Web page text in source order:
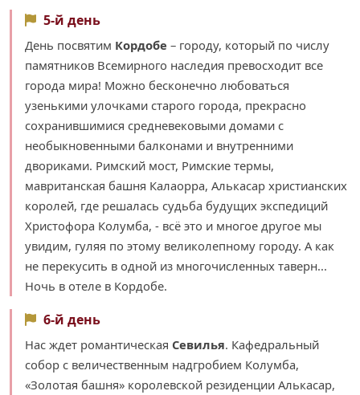
5-й день
День посвятим Кордобе – городу, который по числу
памятников Всемирного наследия превосходит все
города мира! Можно бесконечно любоваться
узенькими улочками старого города, прекрасно
сохранившимися средневековыми домами с
необыкновенными балконами и внутренними
двориками. Римский мост, Римские термы,
мавританская башня Калаорра, Алькасар христианских
королей, где решалась судьба будущих экспедиций
Христофора Колумба, - всё это и многое другое мы
увидим, гуляя по этому великолепному городу. А как
не перекусить в одной из многочисленных таверн...
Ночь в отеле в Кордобе.
6-й день
Нас ждет романтическая Севилья. Кафедральный
собор с величественным надгробием Колумба,
«Золотая башня» королевской резиденции Алькасар,